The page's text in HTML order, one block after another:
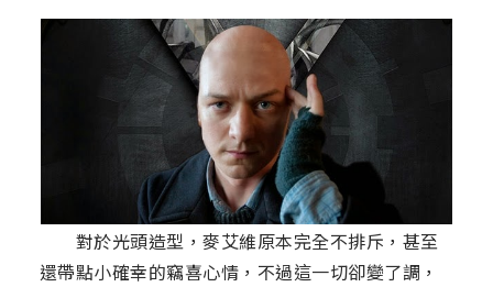
對於光頭造型，麥艾維原本完全不排斥，甚至
還帶點小確幸的竊喜心情，不過這一切卻變了調，